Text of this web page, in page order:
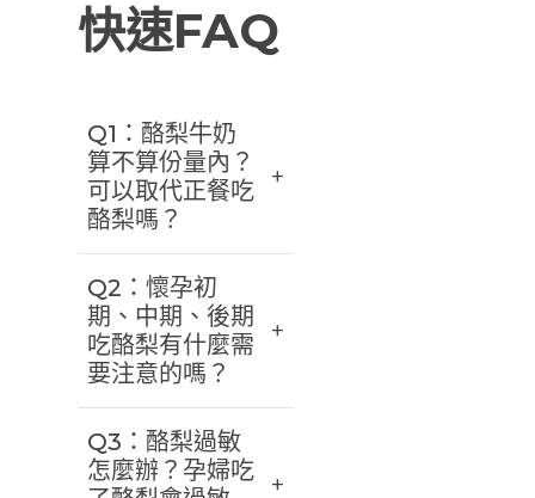
快速FAQ
Q1：酪梨牛奶
算不算份量內？
可以取代正餐吃
酪梨嗎？
Q2：懷孕初
期、中期、後期
吃酪梨有什麼需
要注意的嗎？
Q3：酪梨過敏
怎麼辦？孕婦吃